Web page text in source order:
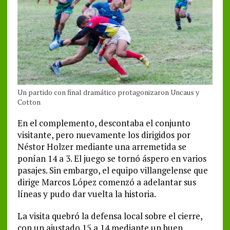
Un partido con final dramático protagonizaron Uncaus y
Cotton
En el complemento, descontaba el conjunto
visitante, pero nuevamente los dirigidos por
Néstor Holzer mediante una arremetida se
ponían 14 a 3. El juego se tornó áspero en varios
pasajes. Sin embargo, el equipo villangelense que
dirige Marcos López comenzó a adelantar sus
líneas y pudo dar vuelta la historia.
La visita quebró la defensa local sobre el cierre,
con un ajustado 15 a 14 mediante un buen